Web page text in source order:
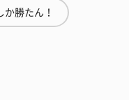
か勝たん！